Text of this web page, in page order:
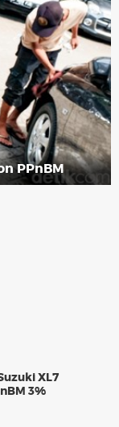
PPnBM
XL7
3%